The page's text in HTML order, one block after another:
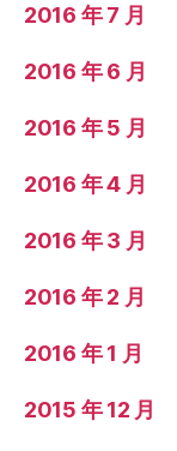
2016 年 7 月
2016 年 6 月
2016 年 5 月
2016 年 4 月
2016 年 3 月
2016 年 2 月
2016 年 1 月
2015 年 12 月